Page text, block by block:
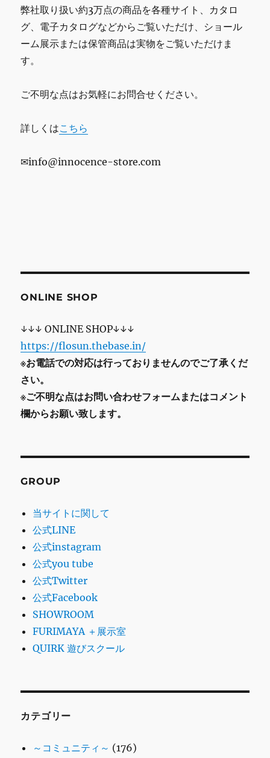
弊社取り扱い約3万点の商品を各種サイト、カタロ
グ、電子カタログなどからご覧いただけ、ショール
ーム展示または保管商品は実物をご覧いただけま
す。
ご不明な点はお気軽にお問合せください。
詳しくはこちら
✉info@innocence-store.com
ONLINE SHOP
↓↓↓ ONLINE SHOP↓↓↓
https://flosun.thebase.in/
※お電話での対応は行っておりませんのでご了承くだ
さい。
※ご不明な点はお問い合わせフォームまたはコメント
欄からお願い致します。
GROUP
当サイトに関して
公式LINE
公式instagram
公式you tube
公式Twitter
公式Facebook
SHOWROOM
FURIMAYA ＋展示室
QUIRK 遊びスクール
カテゴリー
～コミュニティ～ (176)